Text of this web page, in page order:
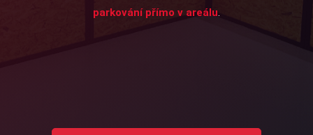
parkování přímo v areálu.